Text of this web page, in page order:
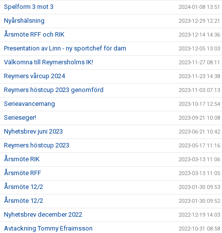
Spelform 3 mot 3 2024-01-08 13:51
Nyårshälsning 2023-12-29 12:21
Årsmöte RFF och RIK 2023-12-14 14:36
Presentation av Linn - ny sportchef för dam 2023-12-05 13:03
Välkomna till Reymersholms IK! 2023-11-27 08:11
Reymers vårcup 2024 2023-11-23 14:38
Reymers höstcup 2023 genomförd 2023-11-03 07:13
Serieavancemang 2023-10-17 12:54
Serieseger! 2023-09-21 10:08
Nyhetsbrev juni 2023 2023-06-21 10:42
Reymers höstcup 2023 2023-05-17 11:16
Årsmöte RIK 2023-03-13 11:06
Årsmöte RFF 2023-03-13 11:05
Årsmöte 12/2 2023-01-30 09:53
Årsmöte 12/2 2023-01-30 09:52
Nyhetsbrev december 2022 2022-12-19 14:03
Avtackning Tommy Efraimsson 2022-10-31 08:58